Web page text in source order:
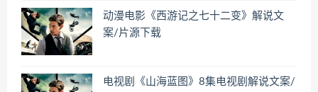
动漫电影《西游记之七十二变》解说文
案/片源下载
电视剧《山海蓝图》8集电视剧解说文案/